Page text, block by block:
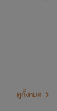
ดูทั้งหมด